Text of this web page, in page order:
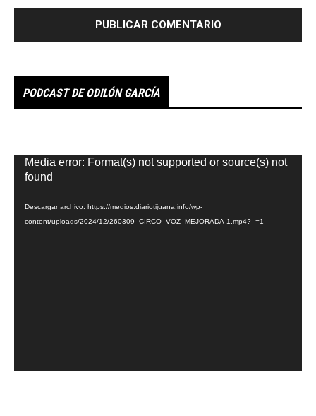
PODCAST DE ODILÓN GARCÍA
Reproductor
de
Media error: Format(s) not supported or source(s) not
found
Descargar archivo: https://medios.diariotijuana.info/wp-
content/uploads/2024/12/260309_CIRCO_VOZ_MEJORADA-1.mp4?_=1